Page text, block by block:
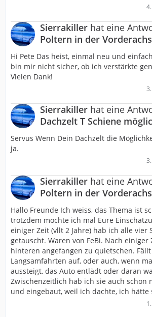
Sierrakiller hat eine
Poltern in der
Hi Pete Das heist, einmal neu und
bin mir nicht sicher, ob ich verstärkte
Vielen Dank!
Sierrakiller hat eine
Dachzelt T Schiene
Servus Wenn Dein Dachzelt die
ja.
Sierrakiller hat eine
Poltern in der
Hallo Freunde Ich weiss, das Thema ist
trotzdem möchte ich mal Eure
einiger Zeit (vllt 2 Jahre) hab ich alle vier
getauscht. Waren von FeBi. Nach einiger
hinteren angefangen zu quietschen.
Langsamfahrten auf, oder auch, wenn
aussteigt, das Auto entlädt oder daran
Zwischenzeitlich hab ich sie auch schon
und eingebaut, weil ich dachte, ich